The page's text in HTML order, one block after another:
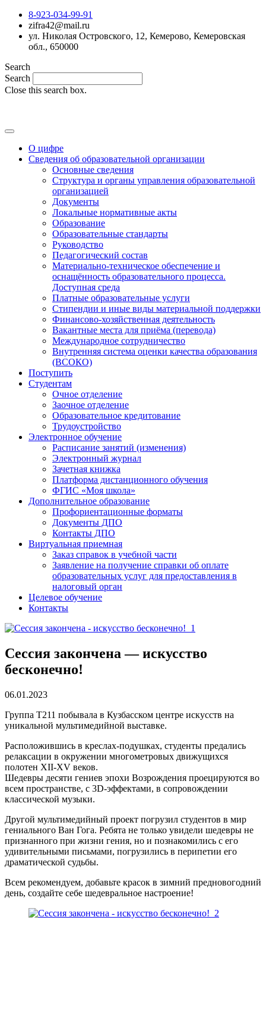
8-923-034-99-91
zifra42@mail.ru
ул. Николая Островского, 12, Кемерово, Кемеровская
обл., 650000
Search
Search
Close this search box.
О цифре
Сведения об образовательной организации
Основные сведения
Структура и органы управления образовательной
организацией
Документы
Локальные нормативные акты
Образование
Образовательные стандарты
Руководство
Педагогический состав
Материально-техническое обеспечение и
оснащённость образовательного процесса.
Доступная среда
Платные образовательные услуги
Стипендии и иные виды материальной поддержки
Финансово-хозяйственная деятельность
Вакантные места для приёма (перевода)
Международное сотрудничество
Внутренняя система оценки качества образования
(ВСОКО)
Поступить
Студентам
Очное отделение
Заочное отделение
Образовательное кредитование
Трудоустройство
Электронное обучение
Расписание занятий (изменения)
Электронный журнал
Зачетная книжка
Платформа дистанционного обучения
ФГИС «Моя школа»
Дополнительное образование
Профориентационные форматы
Документы ДПО
Контакты ДПО
Виртуальная приемная
Заказ справок в учебной части
Заявление на получение справки об оплате
образовательных услуг для предоставления в
налоговый орган
Целевое обучение
Контакты
Сессия закончена — искусство
бесконечно!
06.01.2023
Группа Т211 побывала в Кузбасском центре искусств на
уникальной мультимедийной выставке.
Расположившись в креслах-подушках, студенты предались
релаксации в окружении многометровых движущихся
полотен XII-XV веков.
Шедевры десяти гениев эпохи Возрождения проецируются во
всем пространстве, с 3D-эффектами, в сопровождении
классической музыки.
Другой мультимедийный проект погрузил студентов в мир
гениального Ван Гога. Ребята не только увидели шедевры не
признанного при жизни гения, но и познакомились с его
удивительными письмами, погрузились в перипетии его
драматической судьбы.
Всем рекомендуем, добавьте красок в зимний предновогодний
день, создайте себе шедевральное настроение!